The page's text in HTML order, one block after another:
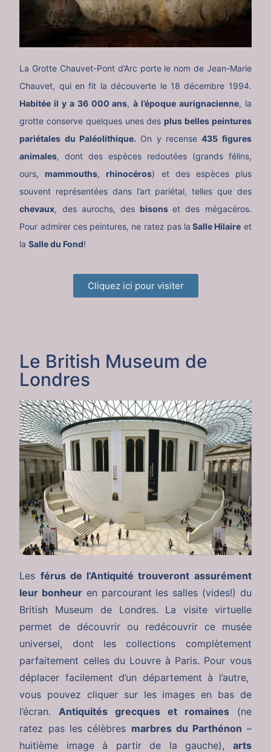
La Grotte Chauvet-Pont d’Arc porte le nom de Jean-Marie
Chauvet, qui en fit la découverte le 18 décembre 1994.
Habitée il y a 36 000 ans,à l’époque aurignacienne, la
grotte conserve quelques unes desplus belles peintures
pariétales du Paléolithique. On y recense435 figures
animales, dont des espèces redoutées (grands félins,
ours,mammouths,rhinocéros) et des espèces plus
souvent représentées dans l’art pariétal, telles que des
chevaux, des aurochs, des bisonset des mégacéros.
Pour admirer ces peintures, ne ratez pas la Salle Hilaire et
laSalle du Fond!
Cliquez ici pour visiter
Le British Museum de
Londres
Les férus de l’Antiquité trouveront assurément
leur bonheur en parcourant les salles (vides!) du
British Museum de Londres. La visite virtuelle
permet de découvrir ou redécouvrir ce musée
universel, dont les collections complètement
parfaitement celles du Louvre à Paris. Pour vous
déplacer facilement d’un département à l’autre,
vous pouvez cliquer sur les images en bas de
l’écran. Antiquités grecques et romaines(ne
ratez pas les célèbres marbres du Parthénon –
huitième image à partir de la gauche), arts